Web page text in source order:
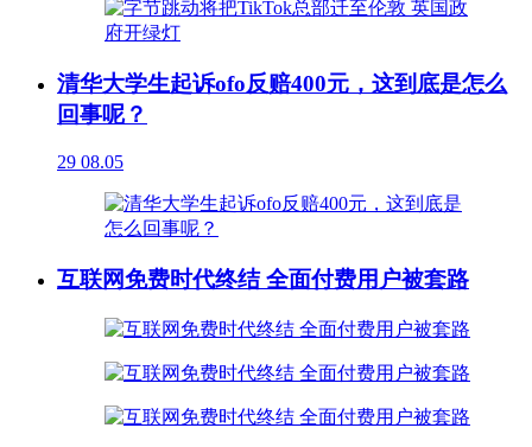
清华大学生起诉ofo反赔400元，这到底是怎么
回事呢？
29 08.05
互联网免费时代终结 全面付费用户被套路